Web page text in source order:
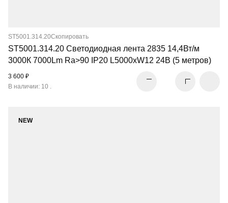
ST5001.314.20Скопировать
ST5001.314.20 Светодиодная лента 2835 14,4Вт/м
3000К 7000Lm Ra>90 IP20 L5000xW12 24В (5 метров)
3 600 ₽
В наличии: 10 .
NEW